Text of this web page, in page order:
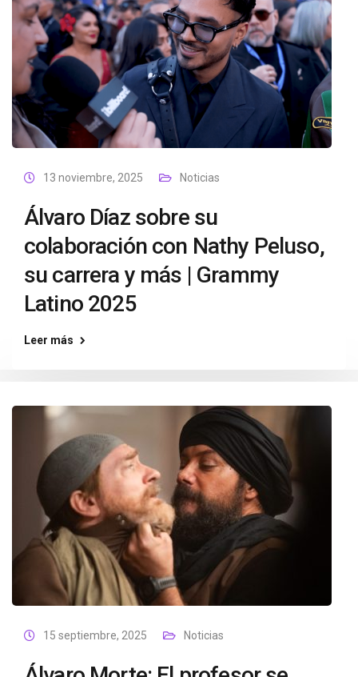
13 noviembre, 2025 Noticias
Álvaro Díaz sobre su
colaboración con Nathy Peluso,
su carrera y más | Grammy
Latino 2025
Leer más
15 septiembre, 2025 Noticias